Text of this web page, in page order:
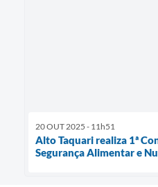
20 OUT 2025 - 11h51
Alto Taquari realiza 1ª
Segurança Alimentar e